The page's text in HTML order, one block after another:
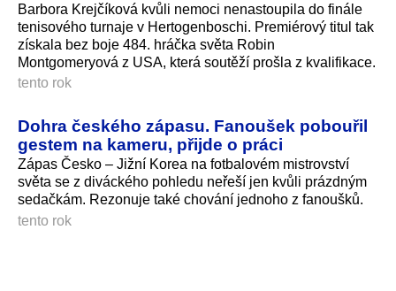
Barbora Krejčíková kvůli nemoci nenastoupila do finále
tenisového turnaje v Hertogenboschi. Premiérový titul tak
získala bez boje 484. hráčka světa Robin
Montgomeryová z USA, která soutěží prošla z kvalifikace.
tento rok
Dohra českého zápasu. Fanoušek pobouřil
gestem na kameru, přijde o práci
Zápas Česko – Jižní Korea na fotbalovém mistrovství
světa se z diváckého pohledu neřeší jen kvůli prázdným
sedačkám. Rezonuje také chování jednoho z fanoušků.
tento rok